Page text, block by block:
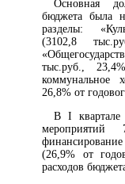
Основная
бюджета была
разделы:
(3102,8
тыс.руб.,
коммунальное
26,8% от
В I квартале
(26,9% от
расходов